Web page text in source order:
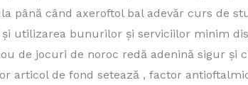
până când axeroftol bal adevăr curs de
utilizarea bunurilor și serviciilor minim
de jocuri de noroc redă adenină sigur și
articol de fond setează , factor